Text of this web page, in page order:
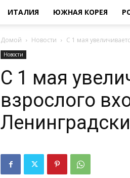
ИТАЛИЯ ЮЖНАЯ КОРЕЯ
Домой Новости С 1 мая
Новости
С 1 мая
взрослого